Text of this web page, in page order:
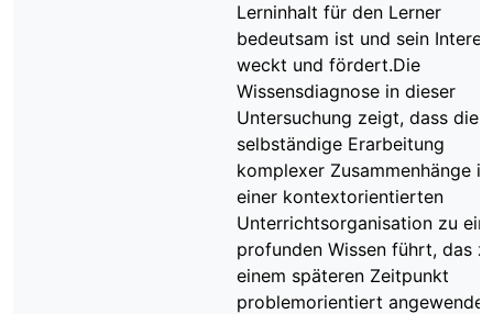
Lerninhalt für den Lerner
bedeutsam ist und sein
weckt und fördert.Die
Wissensdiagnose in dieser
Untersuchung zeigt, dass die
selbständige Erarbeitung
komplexer Zusammenhänge in
einer kontextorientierten
Unterrichtsorganisation zu
profunden Wissen führt, das
einem späteren Zeitpunkt
problemorientiert